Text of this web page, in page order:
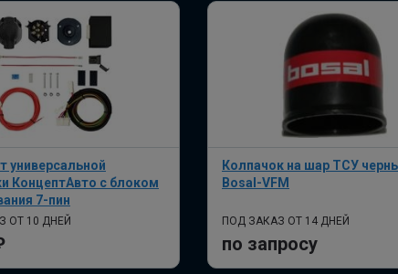
универсальной
КонцептАвто с блоком
7-пин
ОТ 10 ДНЕЙ
Колпачок на шар ТСУ
Bosal-VFM
ПОД ЗАКАЗ ОТ 14 ДНЕЙ
по запросу